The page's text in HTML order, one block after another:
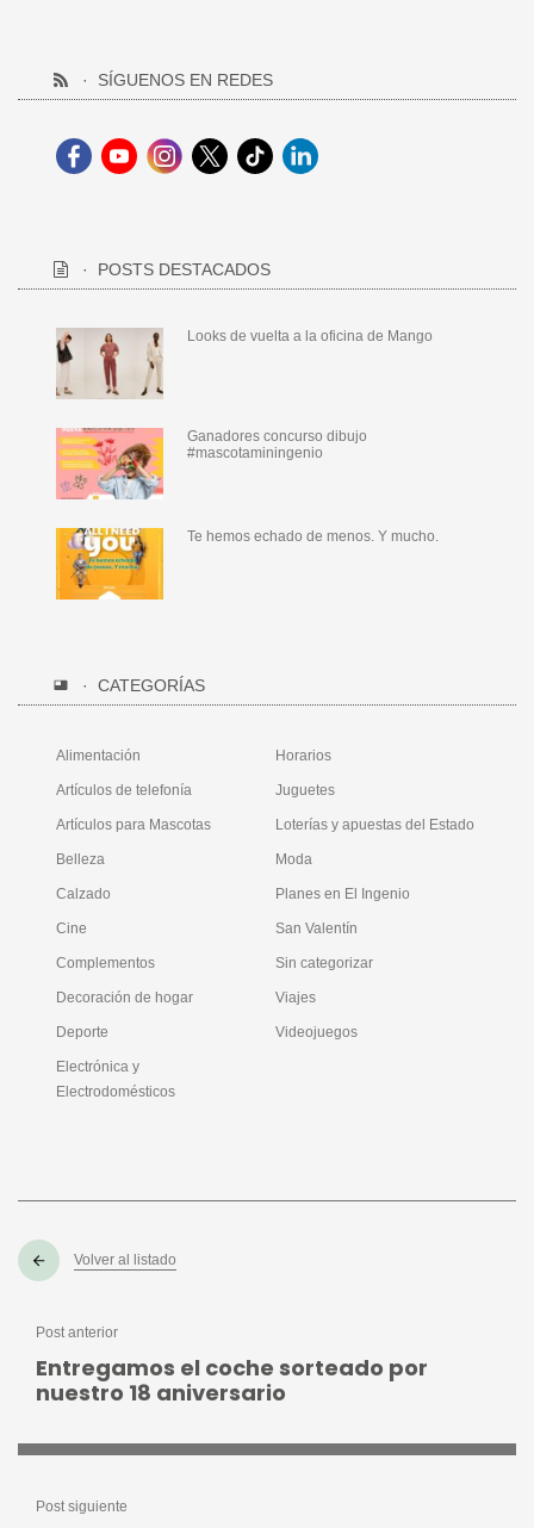
SÍGUENOS EN REDES
POSTS DESTACADOS
Looks de vuelta a la oficina de Mango
Ganadores concurso dibujo
#mascotaminingenio
Te hemos echado de menos. Y mucho.
CATEGORÍAS
Alimentación
Artículos de telefonía
Artículos para Mascotas
Belleza
Calzado
Cine
Complementos
Decoración de hogar
Deporte
Electrónica y
Electrodomésticos
Horarios
Juguetes
Loterías y apuestas del Estado
Moda
Planes en El Ingenio
San Valentín
Sin categorizar
Viajes
Videojuegos
Volver al listado
Post anterior
Entregamos el coche sorteado por
nuestro 18 aniversario
Post siguiente